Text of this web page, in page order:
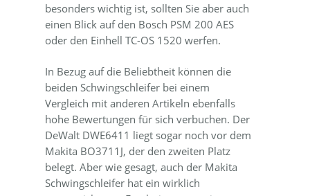
besonders wichtig ist, sollten Sie aber auch
einen Blick auf den Bosch PSM 200 AES
oder den Einhell TC-OS 1520 werfen.
In Bezug auf die Beliebtheit können die
beiden Schwingschleifer bei einem
Vergleich mit anderen Artikeln ebenfalls
hohe Bewertungen für sich verbuchen. Der
DeWalt DWE6411 liegt sogar noch vor dem
Makita BO3711J, der den zweiten Platz
belegt. Aber wie gesagt, auch der Makita
Schwingschleifer hat ein wirklich